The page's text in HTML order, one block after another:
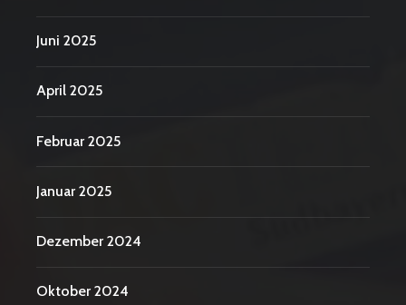
Juni 2025
April 2025
Februar 2025
Januar 2025
Dezember 2024
Oktober 2024